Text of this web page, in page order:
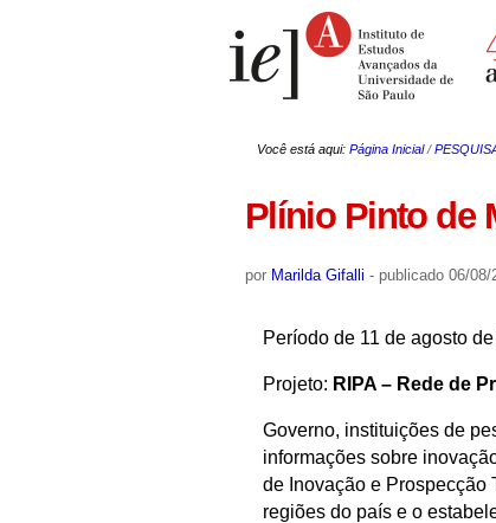
Você está aqui: Página Inicial /
Plínio Pinto de
por Marilda Gifalli - publicado06/08/
Período de 11 de agosto
Projeto: RIPA – Rede de
Governo, instituições de
informações sobre
de Inovação e Prospecção
regiões do país e o